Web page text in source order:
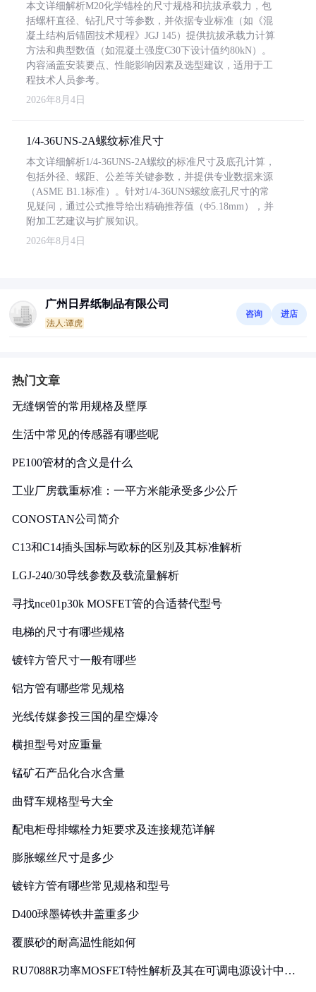
本文详细解析M20化学锚栓的尺寸规格和抗拔承载力，包
括螺杆直径、钻孔尺寸等参数，并依据专业标准（如《混
凝土结构后锚固技术规程》JGJ 145）提供抗拔承载力计算
方法和典型数值（如混凝土强度C30下设计值约80kN）。
内容涵盖安装要点、性能影响因素及选型建议，适用于工
程技术人员参考。
2026年8月4日
1/4-36UNS-2A螺纹标准尺寸
本文详细解析1/4-36UNS-2A螺纹的标准尺寸及底孔计算，
包括外径、螺距、公差等关键参数，并提供专业数据来源
（ASME B1.1标准）。针对1/4-36UNS螺纹底孔尺寸的常
见疑问，通过公式推导给出精确推荐值（Φ5.18mm），并
附加工艺建议与扩展知识。
2026年8月4日
广州日昇纸制品有限公司
法人:谭虎
咨询 进店
热门文章
无缝钢管的常用规格及壁厚
生活中常见的传感器有哪些呢
PE100管材的含义是什么
工业厂房载重标准：一平方米能承受多少公斤
CONOSTAN公司简介
C13和C14插头国标与欧标的区别及其标准解析
LGJ-240/30导线参数及载流量解析
寻找nce01p30k MOSFET管的合适替代型号
电梯的尺寸有哪些规格
镀锌方管尺寸一般有哪些
铝方管有哪些常见规格
光线传媒参投三国的星空爆冷
横担型号对应重量
锰矿石产品化合水含量
曲臂车规格型号大全
配电柜母排螺栓力矩要求及连接规范详解
膨胀螺丝尺寸是多少
镀锌方管有哪些常见规格和型号
D400球墨铸铁井盖重多少
覆膜砂的耐高温性能如何
RU7088R功率MOSFET特性解析及其在可调电源设计中的